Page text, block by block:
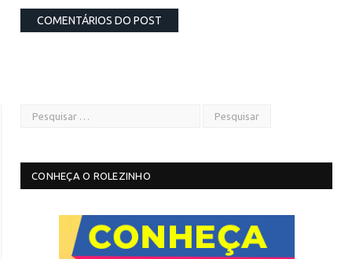
CONHEÇA O ROLEZINHO